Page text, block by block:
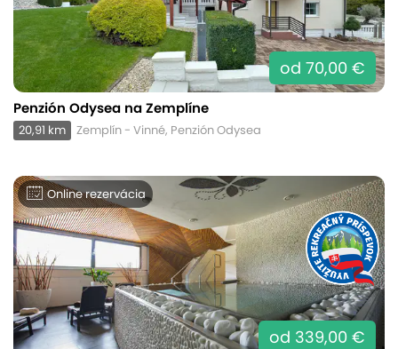
od 70,00 €
Penzión Odysea na Zemplíne
20,91 km Zemplín - Vinné, Penzión Odysea
Online rezervácia
od 339,00 €